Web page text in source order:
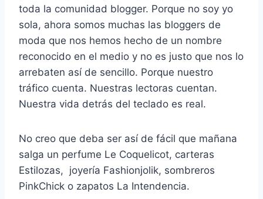
toda la comunidad blogger. Porque no soy yo
sola, ahora somos muchas las bloggers de
moda que nos hemos hecho de un nombre
reconocido en el medio y no es justo que nos lo
arrebaten así de sencillo. Porque nuestro
tráfico cuenta. Nuestras lectoras cuentan.
Nuestra vida detrás del teclado es real.
No creo que deba ser así de fácil que mañana
salga un perfume Le Coquelicot, carteras
Estilozas, joyería Fashionjolik, sombreros
PinkChick o zapatos La Intendencia.